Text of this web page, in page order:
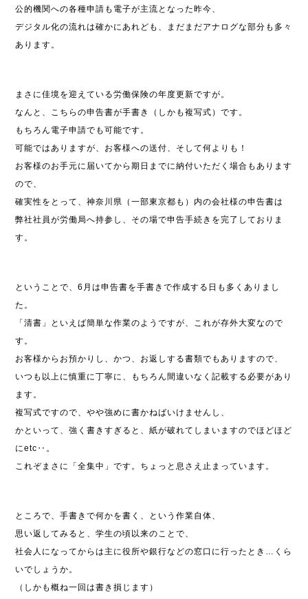
公的機関への各種申請も電子が主流となった昨今、
デジタル化の流れは確かにあれども、まだまだアナログな部分も多々
あります。
まさに佳境を迎えている労働保険の年度更新ですが。
なんと、こちらの申告書が手書き（しかも複写式）です。
もちろん電子申請でも可能です。
可能ではありますが、お客様への送付、そして何よりも！
お客様のお手元に届いてから期日までに納付いただく場合もあります
ので、
確実性をとって、神奈川県（一部東京都も）内の会社様の申告書は
弊社社員が労働局へ持参し、その場で申告手続きを完了しておりま
す。
ということで、6月は申告書を手書きで作成する日も多くありまし
た。
「清書」といえば簡単な作業のようですが、これが存外大変なので
す。
お客様からお預かりし、かつ、お返しする書類でもありますので、
いつも以上に慎重に丁寧に、もちろん間違いなく記載する必要があり
ます。
複写式ですので、やや強めに書かねばいけませんし、
かといって、強く書きすぎると、紙が破れてしまいますのでほどほど
にetc‥。
これぞまさに「全集中」です。ちょっと息さえ止まっています。
ところで、手書きで何かを書く、という作業自体、
思い返してみると、学生の頃以来のことで、
社会人になってからは主に役所や銀行などの窓口に行ったとき…くら
いでしょうか。
（しかも概ね一回は書き損じます）